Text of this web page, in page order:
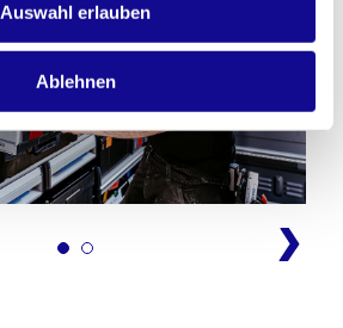
Auswahl erlauben
Ablehnen